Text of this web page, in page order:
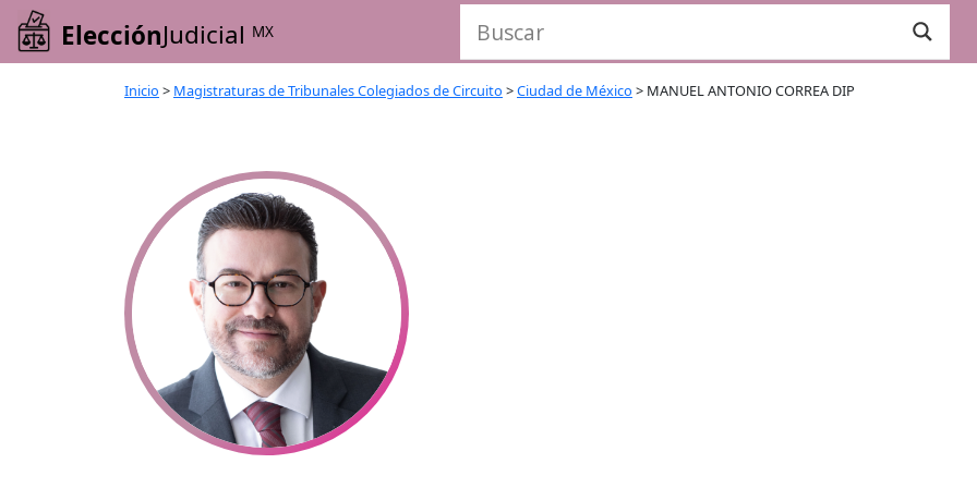
ElecciónJudicial MX
Inicio > Magistraturas de Tribunales Colegiados de Circuito >Ciudad de México > MANUEL ANTONIO CORREA DIP